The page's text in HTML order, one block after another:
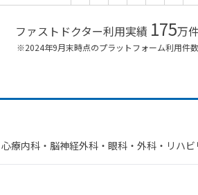
ファストドクター利用実績 175万
※2024年9月末時点のプラットフォーム利用件数
療内科・​脳神経外科・​眼科・​外科・​リハビ